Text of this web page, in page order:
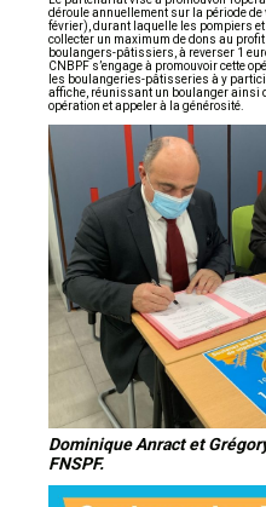
déroule annuellement sur la période
février), durant laquelle les pompiers
collecter un maximum de dons au profit
boulangers-pâtissiers, à reverser 1
CNBPF s’engage à promouvoir cette
les boulangeries-pâtisseries à y
affiche, réunissant un boulanger ainsi
opération et appeler à la générosité.
Dominique Anract et
FNSPF.